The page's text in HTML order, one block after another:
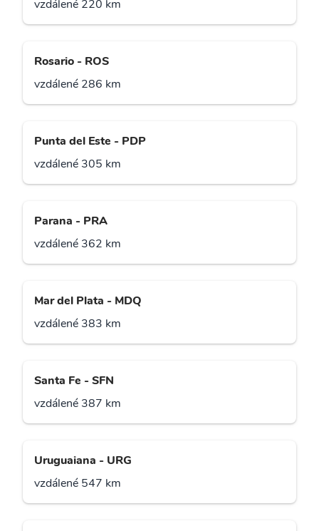
vzdálené 220 km
Rosario - ROS
vzdálené 286 km
Punta del Este - PDP
vzdálené 305 km
Parana - PRA
vzdálené 362 km
Mar del Plata - MDQ
vzdálené 383 km
Santa Fe - SFN
vzdálené 387 km
Uruguaiana - URG
vzdálené 547 km